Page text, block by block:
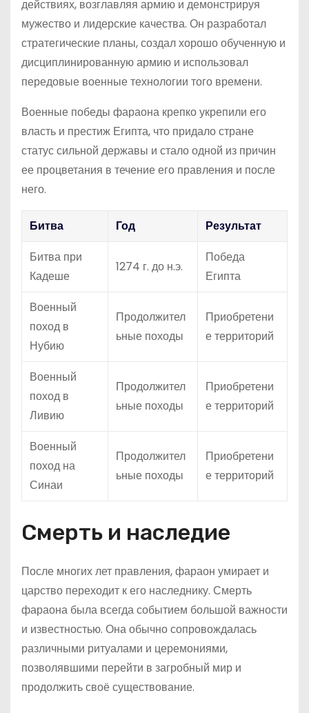
действиях, возглавляя армию и демонстрируя
мужество и лидерские качества. Он разработал
стратегические планы, создал хорошо обученную и
дисциплинированную армию и использовал
передовые военные технологии того времени.
Военные победы фараона крепко укрепили его
власть и престиж Египта, что придало стране
статус сильной державы и стало одной из причин
ее процветания в течение его правления и после
него.
Битва Год
Результат
Битва при
Кадеше
1274 г. до н.э.
Победа
Египта
Военный
поход в
Нубию
Продолжител
ьные походы
Приобретени
е территорий
Военный
поход в
Ливию
Продолжител
ьные походы
Приобретени
е территорий
Военный
поход на
Синаи
Продолжител
ьные походы
Приобретени
е территорий
Смерть и наследие
После многих лет правления, фараон умирает и
царство переходит к его наследнику. Смерть
фараона была всегда событием большой важности
и известностью. Она обычно сопровождалась
различными ритуалами и церемониями,
позволявшими перейти в загробный мир и
продолжить своё существование.